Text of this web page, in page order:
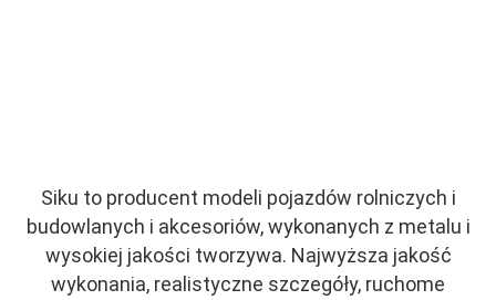
Siku to producent modeli pojazdów rolniczych i
budowlanych i akcesoriów, wykonanych z metalu i
wysokiej jakości tworzywa. Najwyższa jakość
wykonania, realistyczne szczegóły, ruchome